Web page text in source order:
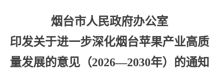
烟台市人民政府办公室
印发关于进一步深化烟台苹果产业高质
量发展的意见（2026—2030年）的通知